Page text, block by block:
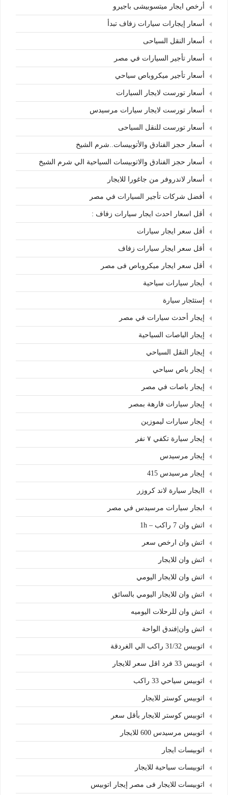
أرخص ايجار ميتسوبيشى باجيرو
أسعار إيجارات سيارات زفاف تبدأ
أسعار النقل السياحى
أسعار تأجير السيارات في مصر
أسعار تأجير ميكروباص سياحي
أسعار تورست لايجار السيارات
أسعار تورست لايجار سيارات مرسيدس
أسعار تورست للنقل السياحى
أسعار حجز الفنادق والأتوبيسات..شرم الشيخ
أسعار حجز الفنادق والاتوبيسات السياحية الي شرم الشيخ
أسعار لاندروفر من جاغورا للايجار
أفضل شركات تأجير السيارات في مصر
أقل اسعار احدث ايجار سيارات زفاف :
أقل سعر ايجار سيارات
أقل سعر ايجار سيارات زفاف
أقل سعر ايجار ميكروباص فى مصر
أيجار سيارات سياحية
إستئجار سيارة
إيجار أحدث سيارات في مصر
إيجار الباصات السياحية
إيجار النقل السياحي
إيجار باص سياحي
إيجار باصات في مصر
إيجار سيارات فارهة بمصر
إيجار سيارات ليموزين
إيجار سيارة تكفي ٧ نفر
إيجار مرسيدس
إيجار مرسيدس 415
اايجار سيارة لاند كروزر
ابجار سيارات مرسيدس في مصر
اتش وان 7 راكب – 1h
اتش وان ارخص سعر
اتش وان للايجار
اتش وان للايجار اليومي
اتش وان للايجار اليومي بالسائق
اتش وان للرحلات اليوميه
اتش وان|فندق الواحة
اتوبيس 31/32 راكب الي الغردقة
اتوبيس 33 فرد اقل سعر للايجار
اتوبيس سياحي 33 راكب
اتوبيس كوستر للايجار
اتوبيس كوستر للايجار بأقل سعر
اتوبيس مرسيدس 600 للايجار
اتوبيسات ايجار
اتوبيسات سياحية للايجار
اتوبيسات للايجار فى مصر إيجار اتوبيس